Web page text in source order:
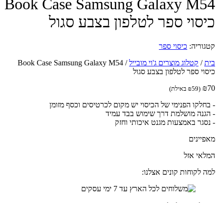
Book Case Samsung Galaxy
ספר לטלפון בצבע סגול
כיסוי ספר
/קטלוג מוצרים ג'וי מובייל/
Book Case Samsung Galaxy M54
ספר לטלפון בצבע סגול
(
₪59 באילת)
הפנימי של הכיסוי יש מקום לכרטיסים וכסף מזומן
מושלמת דרך שימוש בבד עמיד
באמצעות מגנט איכותי וחזק
אזל
לקוחות קונים אצלנו: